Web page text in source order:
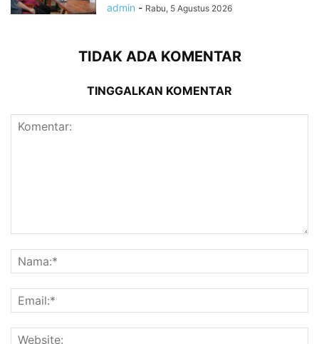
admin - Rabu, 5 Agustus 2026
TIDAK ADA KOMENTAR
TINGGALKAN KOMENTAR